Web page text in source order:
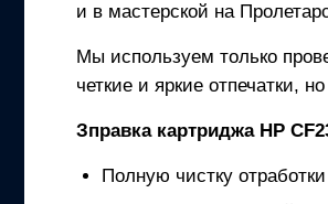
и в мастерской на
Мы используем только
четкие и яркие отпечатки,
Зправка картриджа HP
Полную чистку